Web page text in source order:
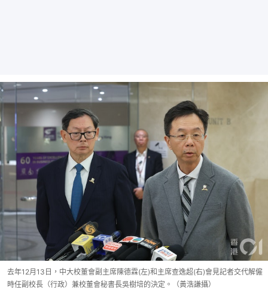
去年12月13日，中大校董會副主席陳德霖(左)和主席查逸超(右)會見記者交代解僱
時任副校長（行政）兼校董會秘書長吳樹培的決定。（黃浩謙攝）